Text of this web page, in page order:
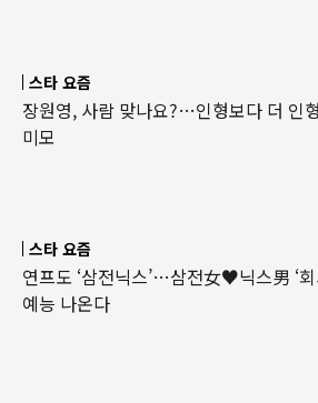
스타 요즘
장원영, 사람 맞나요?…인형보다 더 인
미모
스타 요즘
연프도 ‘삼전닉스’…삼전女♥닉스男 ‘회
예능 나온다